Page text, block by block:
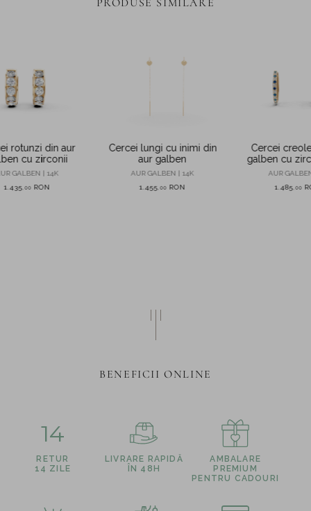
rotunzi din aur
cu zirconii
GALBEN | 14K
1.435 ,00 RON
Cercei lungi cu inimi din
aur galben
AUR GALBEN | 14K
1.455 ,00 RON
Cercei
galben cu
si
AUR
1.485 ,00
BENEFICII ONLINE
14
RETUR
14 ZILE
LIVRARE RAPIDĂ
ÎN 48H
AMBALARE
PREMIUM
PENTRU CADOURI